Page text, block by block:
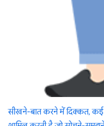
सीखने-बात करने में दिक्कत, कई